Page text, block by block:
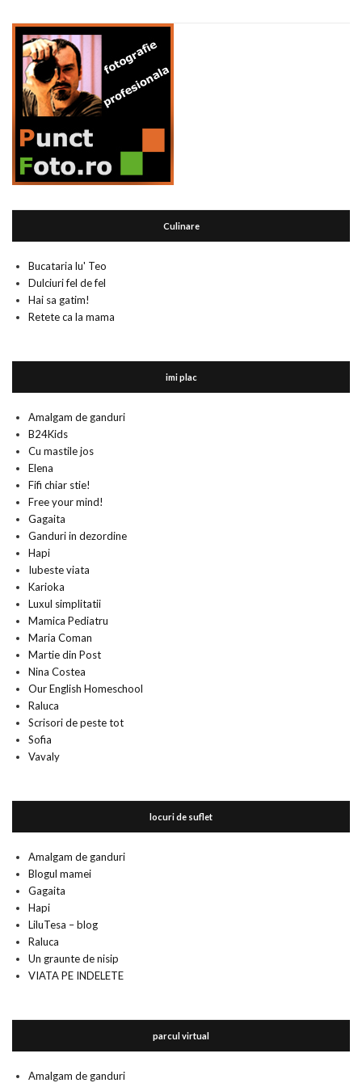
Culinare
Bucataria lu' Teo
Dulciuri fel de fel
Hai sa gatim!
Retete ca la mama
imi plac
Amalgam de ganduri
B24Kids
Cu mastile jos
Elena
Fifi chiar stie!
Free your mind!
Gagaita
Ganduri in dezordine
Hapi
Iubeste viata
Karioka
Luxul simplitatii
Mamica Pediatru
Maria Coman
Martie din Post
Nina Costea
Our English Homeschool
Raluca
Scrisori de peste tot
Sofia
Vavaly
locuri de suflet
Amalgam de ganduri
Blogul mamei
Gagaita
Hapi
LiluTesa – blog
Raluca
Un graunte de nisip
VIATA PE INDELETE
parcul virtual
Amalgam de ganduri